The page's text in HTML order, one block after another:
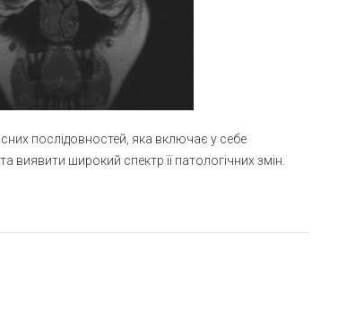
послідовностей, яка включає у себе
широкий спектр її патологічних змін.